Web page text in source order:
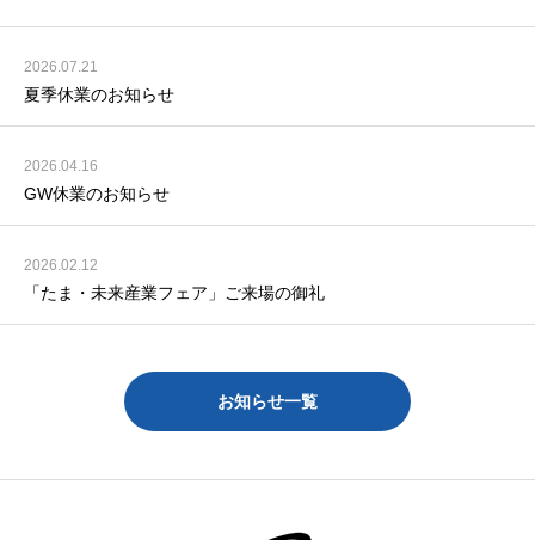
2026.07.21
夏季休業のお知らせ
2026.04.16
GW休業のお知らせ
2026.02.12
「たま・未来産業フェア」ご来場の御礼
お知らせ一覧